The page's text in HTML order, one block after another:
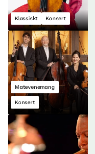
Klassiskt Konsert
Matevenemang
Konsert